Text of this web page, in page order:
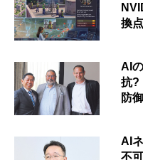
換点
AI
抗?
防
AI
不